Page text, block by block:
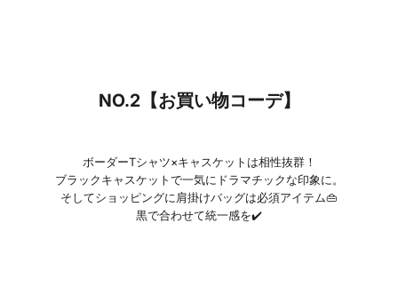
NO.2【お買い物コーデ】
ボーダーTシャツ×キャスケットは相性抜群！
ブラックキャスケットで一気にドラマチックな印象に。
そしてショッピングに肩掛けバッグは必須アイテム👜
黒で合わせて統一感を✔️